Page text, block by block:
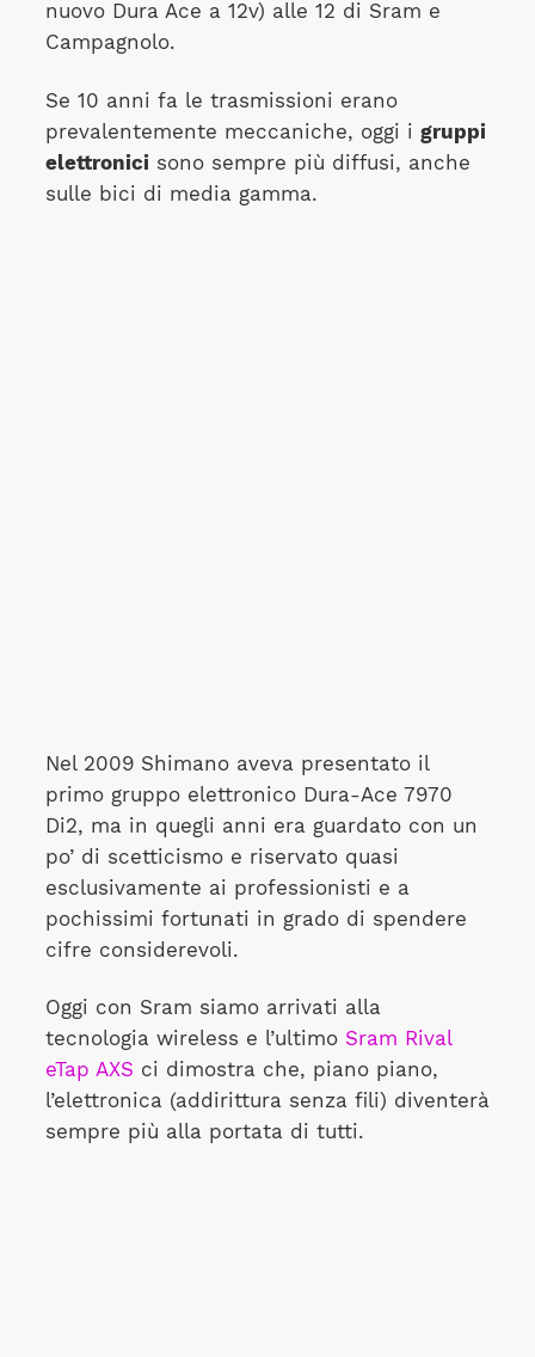
nuovo Dura Ace a 12v) alle 12 di Sram e
Campagnolo.
Se 10 anni fa le trasmissioni erano
prevalentemente meccaniche, oggi i gruppi
elettronicisono sempre più diffusi, anche
sulle bici di media gamma.
Nel 2009 Shimano aveva presentato il
primo gruppo elettronico Dura-Ace 7970
Di2, ma in quegli anni era guardato con un
po’ di scetticismo e riservato quasi
esclusivamente ai professionisti e a
pochissimi fortunati in grado di spendere
cifre considerevoli.
Oggi con Sram siamo arrivati alla
tecnologia wireless e l’ultimo Sram Rival
eTap AXS ci dimostra che, piano piano,
l’elettronica (addirittura senza fili) diventerà
sempre più alla portata di tutti.